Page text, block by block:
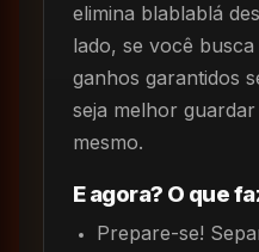
elimina blablablá
lado, se você
ganhos garantidos
seja melhor
mesmo.
E agora? O que
Prepare-se!